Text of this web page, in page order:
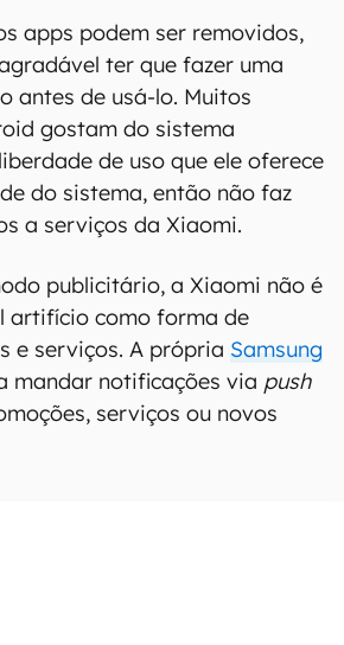
apps podem ser removidos,
ter que fazer uma
antes de usá-lo. Muitos
gostam do sistema
de uso que ele oferece
do sistema, então não faz
a serviços da Xiaomi.
publicitário, a Xiaomi não é
artifício como forma de
e serviços. A própria Samsung
mandar notificações via push
serviços ou novos